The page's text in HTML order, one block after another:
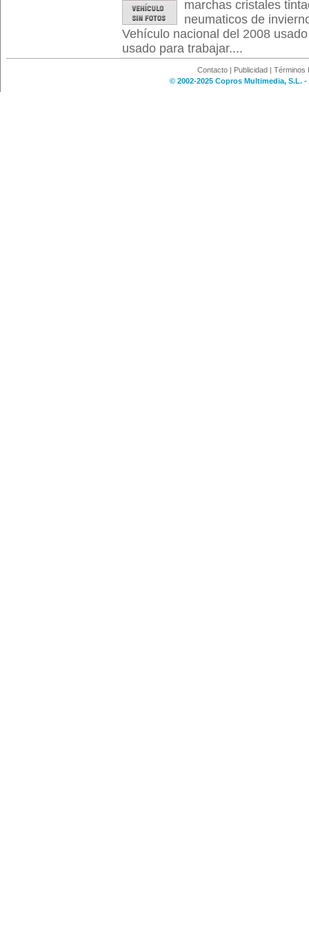
marchas cristales
neumaticos de
Vehículo nacional del 2008
usado para trabajar....
Contacto | Publicidad | Términos
© 2002-2025 Copros Multimedia, S.L.